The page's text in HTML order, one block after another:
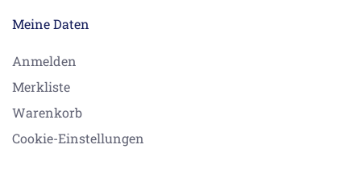
Meine Daten
Anmelden
Merkliste
Warenkorb
Cookie-Einstellungen